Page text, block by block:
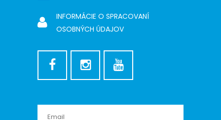
INFORMÁCIE O SPRACOVANÍ
OSOBNÝCH ÚDAJOV